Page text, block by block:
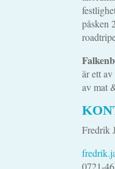
påsken
är ett
av mat
Fredrik
0721-